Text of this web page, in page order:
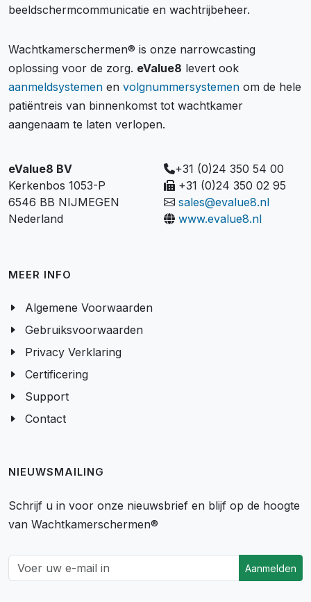
beeldschermcommunicatie en wachtrijbeheer.
Wachtkamerschermen® is onze narrowcasting
oplossing voor de zorg. eValue8 levert ook
aanmeldsystemen en volgnummersystemen om de hele
patiëntreis van binnenkomst tot wachtkamer
aangenaam te laten verlopen.
eValue8 BV
Kerkenbos 1053-P
6546 BB NIJMEGEN
Nederland
+31 (0)24 350 54 00
+31 (0)24 350 02 95
sales@evalue8.nl
www.evalue8.nl
MEER INFO
Algemene Voorwaarden
Gebruiksvoorwaarden
Privacy Verklaring
Certificering
Support
Contact
NIEUWSMAILING
Schrijf u in voor onze nieuwsbrief en blijf op de hoogte
van Wachtkamerschermen®
Aanmelden